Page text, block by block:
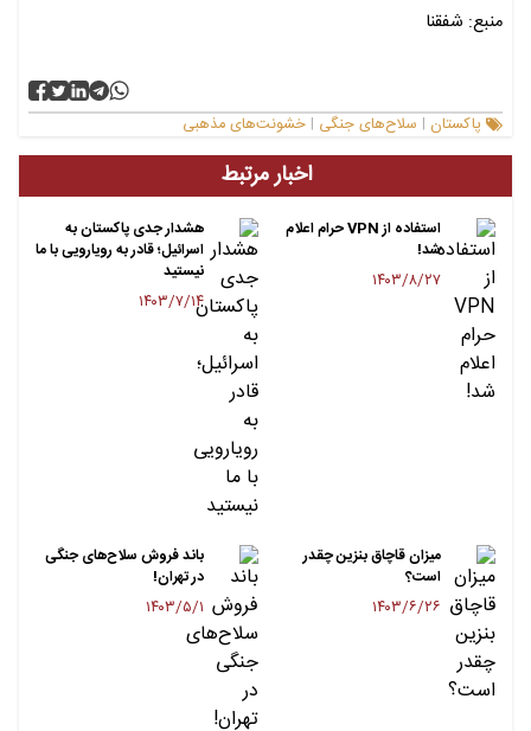
منبع: شفقنا
پاکستان | سلاح‌های جنگی | خشونت‌های مذهبی
اخبار مرتبط
استفاده از VPN حرام اعلام
شد!
۱۴۰۳/۸/۲۷
هشدار جدی پاکستان به
اسرائیل؛ قادر به رویارویی با ما
نیستید
۱۴۰۳/۷/۱۴
میزان قاچاق بنزین چقدر
است؟
۱۴۰۳/۶/۲۶
باند فروش سلاح‌های جنگی
در تهران!
۱۴۰۳/۵/۱